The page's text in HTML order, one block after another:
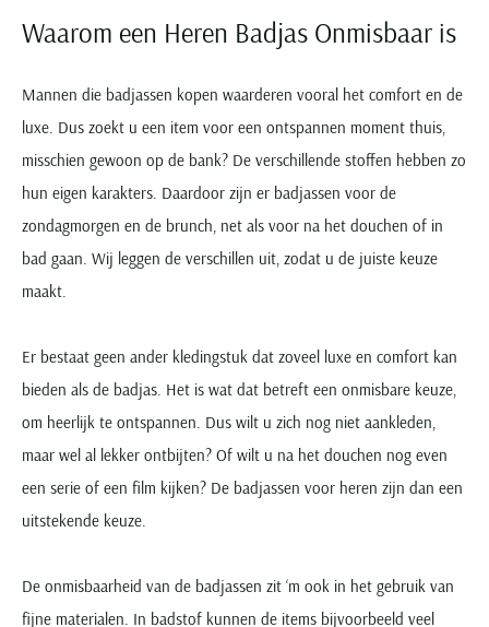
Waarom een Heren Badjas Onmisbaar is
Mannen die badjassen kopen waarderen vooral het comfort en de
luxe. Dus zoekt u een item voor een ontspannen moment thuis,
misschien gewoon op de bank? De verschillende stoffen hebben zo
hun eigen karakters. Daardoor zijn er badjassen voor de
zondagmorgen en de brunch, net als voor na het douchen of in
bad gaan. Wij leggen de verschillen uit, zodat u de juiste keuze
maakt.
Er bestaat geen ander kledingstuk dat zoveel luxe en comfort kan
bieden als de badjas. Het is wat dat betreft een onmisbare keuze,
om heerlijk te ontspannen. Dus wilt u zich nog niet aankleden,
maar wel al lekker ontbijten? Of wilt u na het douchen nog even
een serie of een film kijken? De badjassen voor heren zijn dan een
uitstekende keuze.
De onmisbaarheid van de badjassen zit ‘m ook in het gebruik van
fijne materialen. In badstof kunnen de items bijvoorbeeld veel